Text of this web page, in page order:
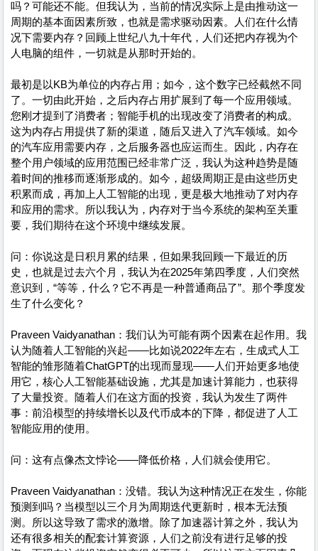
吗？可能还不能。但我认为，当前的情况实际上是由推动这一
周期的基本面因素所致，也就是需求驱动因素。人们在什么情
况下需要内存？回顾上世纪八九十年代，人们还把内存视为个
人电脑的组件，一切就是从那时开始的。
最初是以KB为单位的内存占用；如今，这个数字已经截然不同
了。一切由此开始，之后内存占用扩展到了每一个应用领域。
您刚才提到了消费者；智能手机的出现改变了消费者的构成。
这为内存占用提供了新的渠道，随后又进入了汽车领域。如今
的汽车应用需要内存，之后服务器也应运而生。因此，内存在
整个用户领域的应用范围已经非常广泛，我认为这种趋势是随
着时间的推移而逐渐形成的。如今，超级周期正是由这些历史
积累而成，再加上人工智能的出现，更是极大地推动了对内存
和应用的需求。所以我认为，内存对于当今系统的架构至关重
要，我们期待在这个环境中继续发展。
问：你说这是日积月累的结果，但如果我回顾一下最近的历
史，也就是过去六个月，我认为在2025年第四季度，人们突然
意识到，“等等，什么？它不再是一种普通商品了”。那个季度发
生了什么变化？
Praveen Vaidyanathan：我们认为可能有两个因素在起作用。我
认为随着人工智能的兴起——比如说2022年左右，生成式人工
智能的雏形随着ChatGPT的出现而显现——人们开始更多地使
用它，核心人工智能基础设施，尤其是加速计算能力，也获得
了大量投资。随着人们在这方面的投资，我认为发生了两件
事：前沿模型的持续增长以及代币成本的下降，都促进了人工
智能应用的使用。
问：这有点像杰文悖论——降低价格，人们就会使用它。
Praveen Vaidyanathan：没错。我认为这种情况正在发生，你能
预测到吗？当模型以三个月为周期迭代更新时，根本无法预
测。所以这导致了需求的激增。除了加速器计算之外，我认为
还有很多相关的配套计算资源，人们之前没有进行足够的投